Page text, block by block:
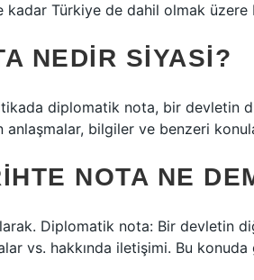
kadar Türkiye de dahil olmak
NEDIR SIYASI?
diplomatik nota, bir devletin
anlaşmalar, bilgiler ve benzeri
NOTA NE
Diplomatik nota: Bir devletin
vs. hakkında iletişimi. Bu konuda